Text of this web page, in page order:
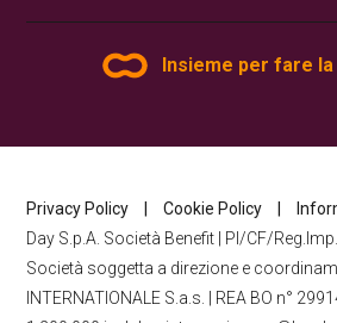
Insieme per fare
Privacy Policy | Cookie Policy |
Day S.p.A. Società Benefit | PI/CF/
Società soggetta a direzione e
INTERNATIONALE S.a.s. | REA BO n°